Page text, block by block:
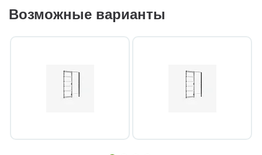
Возможные варианты